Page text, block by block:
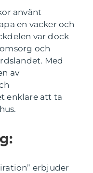
använt
en vacker och
var dock
och
Med
av
enklare att ta
erbjuder